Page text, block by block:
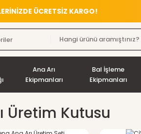
ÜCRETSİZ KARGO!
Ana Arı
Ekipmanları
Bal İşleme
Ekipmanları
Üretim Kutusu